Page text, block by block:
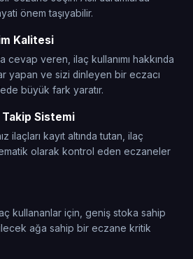
önem taşıyabilir.
Kalitesi
cevap veren, ilaç kullanımı hakkında
yapan ve sizi dinleyen bir eczacı
büyük fark yaratır.
Takip Sistemi
ilaçları kayıt altında tutan, ilaç
olarak kontrol eden eczaneler
kullananlar için, geniş stoka sahip
ağa sahip bir eczane kritik